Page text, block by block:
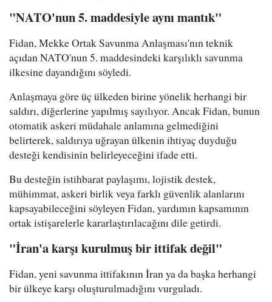
"NATO'nun 5. maddesiyle aynı mantık"
Fidan, Mekke Ortak Savunma Anlaşması'nın teknik
açıdan NATO'nun 5. maddesindeki karşılıklı savunma
ilkesine dayandığını söyledi.
Anlaşmaya göre üç ülkeden birine yönelik herhangi bir
saldırı, diğerlerine yapılmış sayılıyor. Ancak Fidan, bunun
otomatik askeri müdahale anlamına gelmediğini
belirterek, saldırıya uğrayan ülkenin ihtiyaç duyduğu
desteği kendisinin belirleyeceğini ifade etti.
Bu desteğin istihbarat paylaşımı, lojistik destek,
mühimmat, askeri birlik veya farklı güvenlik alanlarını
kapsayabileceğini söyleyen Fidan, yardımın kapsamının
ortak istişarelerle kararlaştırılacağını dile getirdi.
"İran'a karşı kurulmuş bir ittifak değil"
Fidan, yeni savunma ittifakının İran ya da başka herhangi
bir ülkeye karşı oluşturulmadığını vurguladı.